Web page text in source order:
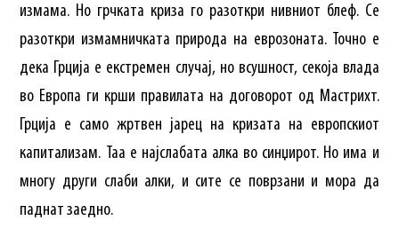
измама. Но грчката криза го разоткри нивниот блеф. Се
разоткри измамничката природа на еврозоната. Точно е
дека Грција е екстремен случај, но всушност, секоја влада
во Европа ги крши правилата на договорот од Мастрихт.
Грција е само жртвен јарец на кризата на европскиот
капитализам. Таа е најслабата алка во синџирот. Но има и
многу други слаби алки, и сите се поврзани и мора да
паднат заедно.